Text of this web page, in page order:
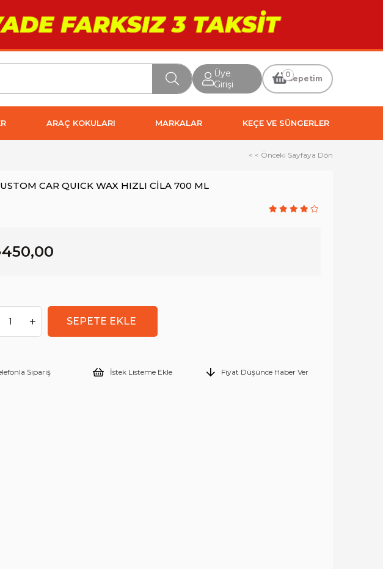
Üye
Girişi
Sepetim
0
ARAÇ KOKULARI MARKALAR KEÇE VE SÜNGERLER
< < Önceki Sayfaya Dön
CAR QUICK WAX HIZLI CİLA 700 ML
Sipariş İstek Listeme Ekle Fiyat Düşünce Haber Ver